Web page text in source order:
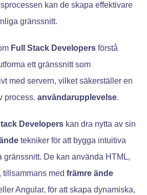
kan de skapa effektivare
gränssnitt.
Full Stack Developers förstå
ett gränssnitt som
med servern, vilket säkerställer en
process. användarupplevelse.
Developers kan dra nytta av sin
tekniker för att bygga intuitiva
gränssnitt. De kan använda HTML,
med främre ände
Angular, för att skapa dynamiska,